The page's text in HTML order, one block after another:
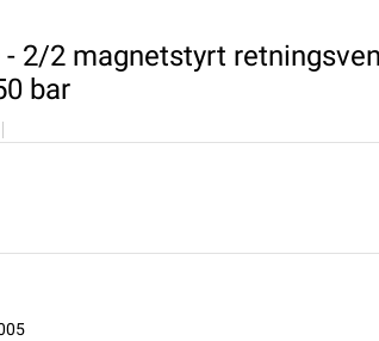
- 2/2 magnetstyrt
bar